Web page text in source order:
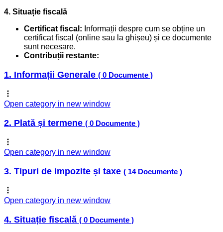
4. Situație fiscală
Certificat fiscal: Informații despre cum se obține un
certificat fiscal (online sau la ghișeu) și ce documente
sunt necesare.
Contribuții restante:
1. Informații Generale ( 0 Documente )
Open category in new window
2. Plată și termene ( 0 Documente )
Open category in new window
3. Tipuri de impozite și taxe ( 14 Documente )
Open category in new window
4. Situație fiscală ( 0 Documente )